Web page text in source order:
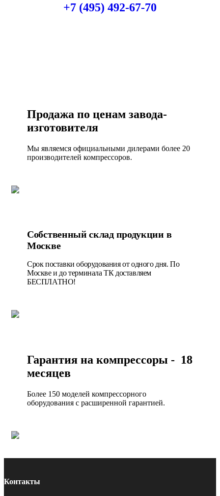
+7 (495) 492-67-70
Продажа по ценам завода-
изготовителя
Мы являемся официальными дилерами более 20
производителей компрессоров.
Собственный склад продукции в
Москве
Срок поставки оборудования от одного дня. По
Москве и до терминала ТК доставляем
БЕСПЛАТНО!
Гарантия на компрессоры - 18
месяцев
Более 150 моделей компрессорного
оборудования с расширенной гарантией.
Контакты